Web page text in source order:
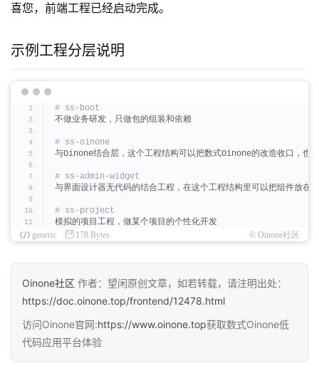
喜您，前端工程已经启动完成。
示例工程分层说明
# ss-boot
不做业务研发，只做包的组装和依赖
# ss-oinone
与Oinone结合层，这个工程结构可以把数式Oinone的改造收口，也
# ss-admin-widget
与界面设计器无代码的结合工程，在这个工程结构里可以把组件放在
# ss-project
模拟的项目工程，做某个项目的个性化开发
generic
178 Bytes © Oinone社区
Oinone社区 作者：望闲原创文章，如若转载，请注明出处：
https://doc.oinone.top/frontend/12478.html
访问Oinone官网:https://www.oinone.top获取数式Oinone低
代码应用平台体验